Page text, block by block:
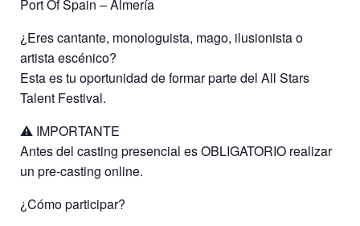
Port Of Spain – Almería
¿Eres cantante, monologuista, mago, ilusionista o
artista escénico?
Esta es tu oportunidad de formar parte del All Stars
Talent Festival.
⚠️ IMPORTANTE
Antes del casting presencial es OBLIGATORIO realizar
un pre-casting online.
¿Cómo participar?